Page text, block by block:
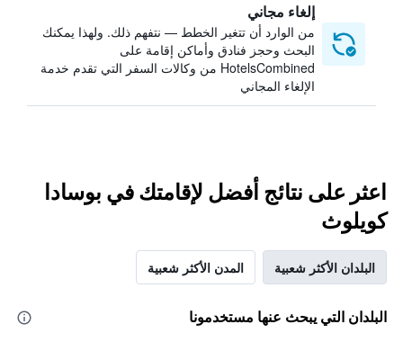
إلغاء مجاني
من الوارد أن تتغير الخطط — نتفهم ذلك. ولهذا يمكنك
البحث وحجز فنادق وأماكن إقامة على
HotelsCombined من وكالات السفر التي تقدم خدمة
الإلغاء المجاني
اعثر على نتائج أفضل لإقامتك في بوسادا
كويلوث
البلدان الأكثر شعبية المدن الأكثر شعبية
البلدان التي يبحث عنها مستخدمونا